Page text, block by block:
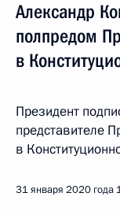
Александр
полпредом
в
Президент
представителе
в
31 января 2020 года